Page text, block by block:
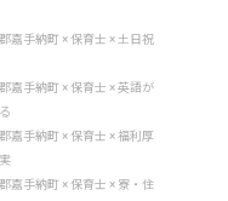
嘉手納町 × 保育士 × 土日祝
嘉手納町 × 保育士 × 英語が
嘉手納町 × 保育士 × 福利厚
嘉手納町 × 保育士 × 寮・住